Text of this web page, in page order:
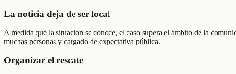
La noticia deja de ser local
A medida que la situación se conoce, el caso supera el ámbito de la
muchas personas y cargado de expectativa pública.
Organizar el rescate